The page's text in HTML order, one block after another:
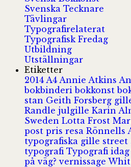
Svenska Tecknare
Tävlingar
Typografirelaterat
Typografisk Fredag
Utbildning
Utställningar
Etiketter
2014 A4 Annie Atkins
bokbinderibokkonst
stan Geith Forsberg
Randle julgille Karin
Sweden Lotta Frost
post pris resa Rönnells
typografiska gille street
typografi Typografi idag
på väg?vernissage